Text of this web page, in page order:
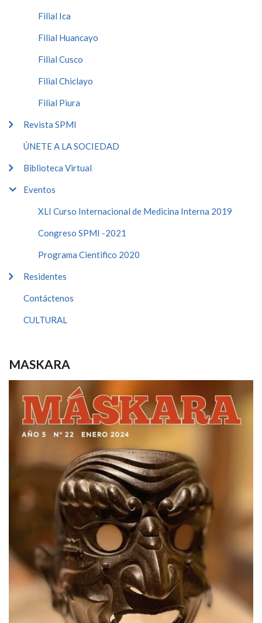
Filial Ica
Filial Huancayo
Filial Cusco
Filial Chiclayo
Filial Piura
Revista SPMI
ÚNETE A LA SOCIEDAD
Biblioteca Virtual
Eventos
XLI Curso Internacional de Medicina Interna 2019
Congreso SPMI -2021
Programa Cientifico 2020
Residentes
Contáctenos
CULTURAL
MASKARA